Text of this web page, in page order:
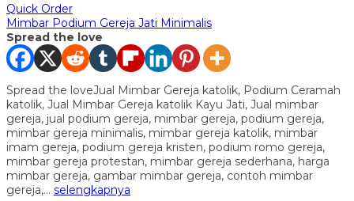
Quick Order
Mimbar Podium Gereja Jati Minimalis
Spread the love
Spread the loveJual Mimbar Gereja katolik, Podium Ceramah
katolik, Jual Mimbar Gereja katolik Kayu Jati, Jual mimbar
gereja, jual podium gereja, mimbar gereja, podium gereja,
mimbar gereja minimalis, mimbar gereja katolik, mimbar
imam gereja, podium gereja kristen, podium romo gereja,
mimbar gereja protestan, mimbar gereja sederhana, harga
mimbar gereja, gambar mimbar gereja, contoh mimbar
gereja,… selengkapnya